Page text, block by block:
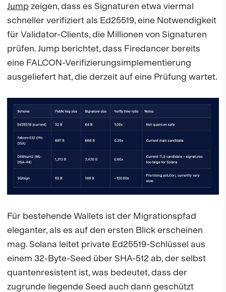
Jumpzeigen, dass es Signaturen etwa viermal
schneller verifiziert als Ed25519, eine Notwendigkeit
für Validator-Clients, die Millionen von Signaturen
prüfen. Jump berichtet, dass Firedancer bereits
eine FALCON-Verifizierungsimplementierung
ausgeliefert hat, die derzeit auf eine Prüfung wartet.
Für bestehende Wallets ist der Migrationspfad
eleganter, als es auf den ersten Blick erscheinen
mag. Solana leitet private Ed25519-Schlüssel aus
einem 32-Byte-Seed über SHA-512 ab, der selbst
quantenresistent ist, was bedeutet, dass der
zugrunde liegende Seed auch dann geschützt